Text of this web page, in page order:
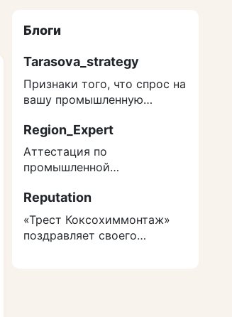
Блоги
Tarasova_strategy
Признаки того, что спрос на
вашу промышленную
снижается
Region_Expert
Аттестация по
промышленной
нельзя допускать к ОПО без
экзамена
Reputation
«Трест Коксохиммонтаж»
поздравляет своего